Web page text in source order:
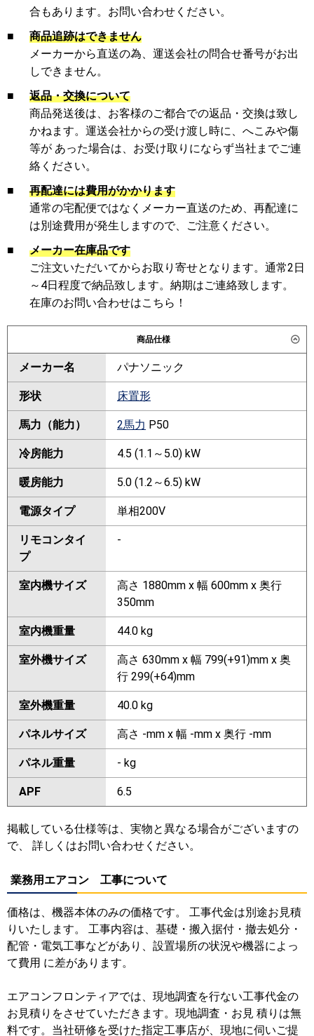
合もあります。お問い合わせください。
■
商品追跡はできません
メーカーから直送の為、運送会社の問合せ番号がお出
しできません。
■
返品・交換について
商品発送後は、お客様のご都合での返品・交換は致し
かねます。運送会社からの受け渡し時に、へこみや傷
等が あった場合は、お受け取りにならず当社までご連
絡ください。
■
再配達には費用がかかります
通常の宅配便ではなくメーカー直送のため、再配達に
は別途費用が発生しますので、ご注意ください。
■
メーカー在庫品です
ご注文いただいてからお取り寄せとなります。通常2日
～4日程度で納品致します。納期はご連絡致します。
在庫のお問い合わせはこちら！
商品仕様
メーカー名 パナソニック
形状 床置形
馬力（能力） 2馬力 P50
冷房能力 4.5 (1.1～5.0) kW
暖房能力 5.0 (1.2～6.5) kW
電源タイプ 単相200V
リモコンタイ
プ
-
室内機サイズ
高さ 1880mm x 幅 600mm x 奥行
350mm
室内機重量 44.0 kg
室外機サイズ
高さ 630mm x 幅 799(+91)mm x 奥
行 299(+64)mm
室外機重量 40.0 kg
パネルサイズ 高さ -mm x 幅 -mm x 奥行 -mm
パネル重量 - kg
APF 6.5
掲載している仕様等は、実物と異なる場合がございますの
で、 詳しくはお問い合わせください。
業務用エアコン 工事について
価格は、機器本体のみの価格です。 工事代金は別途お見積
りいたします。 工事内容は、基礎・搬入据付・撤去処分・
配管・電気工事などがあり、設置場所の状況や機器によっ
て費用 に差があります。
エアコンフロンティアでは、現地調査を行ない工事代金の
お見積りをさせていただきます。現地調査・お見 積りは無
料です。当社研修を受けた指定工事店が、現地に伺いご提